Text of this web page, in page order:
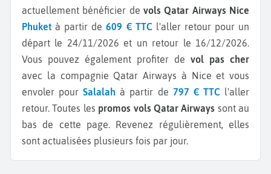
actuellement bénéficier de vols Qatar Airways Nice
Phuket à partir de609 € TTC l'aller retour pour un
départ le 24/11/2026 et un retour le 16/12/2026.
Vous pouvez également profiter de vol pas cher
avec la compagnie Qatar Airways à Nice et vous
envoler pourSalalah à partir de 797 € TTCl'aller
retour.Toutes les promos vols Qatar Airways sont au
bas de cette page. Revenez régulièrement, elles
sont actualisées plusieurs fois par jour.